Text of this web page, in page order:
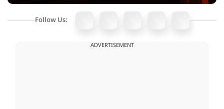
Follow Us:
ADVERTISEMENT